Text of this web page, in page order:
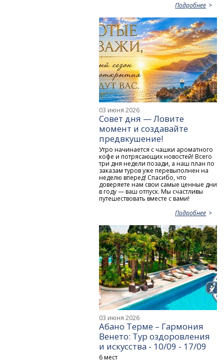
Подробнее
03 июня 2026
Совет дня — Ловите
момент и создавайте
предвкушение!
Утро начинается с чашки ароматного
кофе и потрясающих новостей! Всего
три дня недели позади, а наш план по
заказам туров уже перевыполнен на
неделю вперед! Спасибо, что
доверяете нам свои самые ценные дни
в году — ваш отпуск. Мы счастливы
путешествовать вместе с вами!
Подробнее
03 июня 2026
Абано Терме – Гармония
Венето: Тур оздоровления
и искусства - 10/09 - 17/09
6 мест